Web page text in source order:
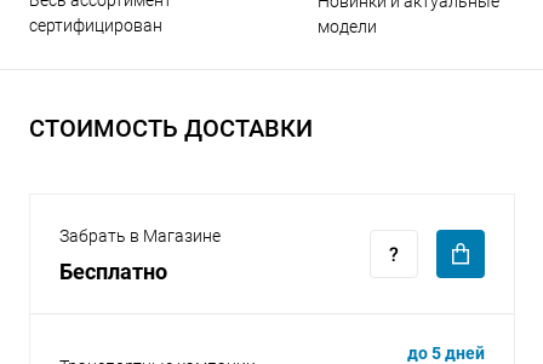
сертифицирован
модели
СТОИМОСТЬ ДОСТАВКИ
Забрать в Магазине
Бесплатно
до 5 дней